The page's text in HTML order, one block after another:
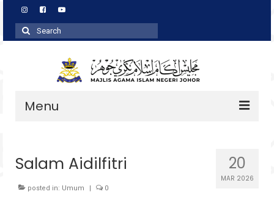
Search
for:
Menu
Zakat
Agihan
20
MAR 2026
Salam Aidilfitri
posted in: Umum | 0